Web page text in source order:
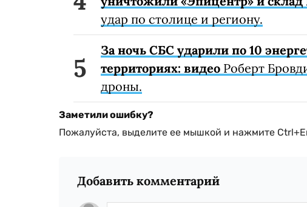
удар по столице и региону.
За ночь СБС ударили по 10
территориях: видео Роберт
дроны.
Заметили ошибку?
Пожалуйста, выделите ее мышкой и нажмите
Добавить комментарий